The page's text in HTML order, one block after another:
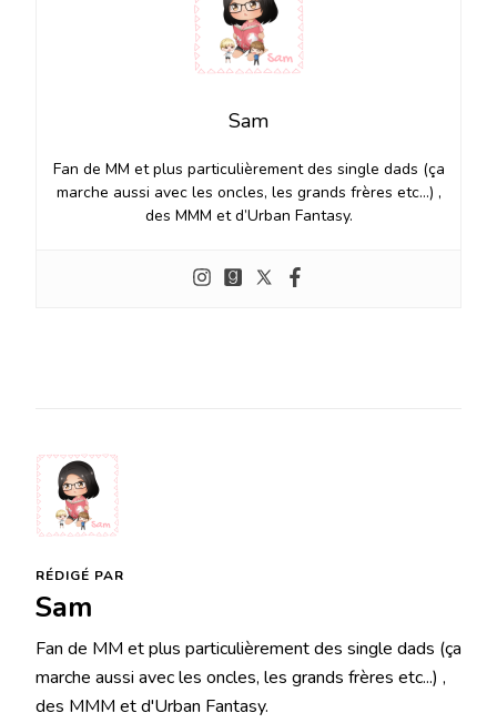
Sam
Fan de MM et plus particulièrement des single dads (ça
marche aussi avec les oncles, les grands frères etc…) ,
des MMM et d’Urban Fantasy.
RÉDIGÉ PAR
Sam
Fan de MM et plus particulièrement des single dads (ça
marche aussi avec les oncles, les grands frères etc...) ,
des MMM et d'Urban Fantasy.